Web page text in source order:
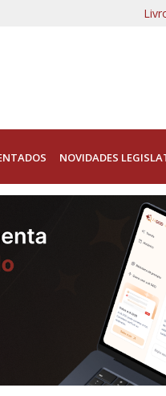
NOVIDADES